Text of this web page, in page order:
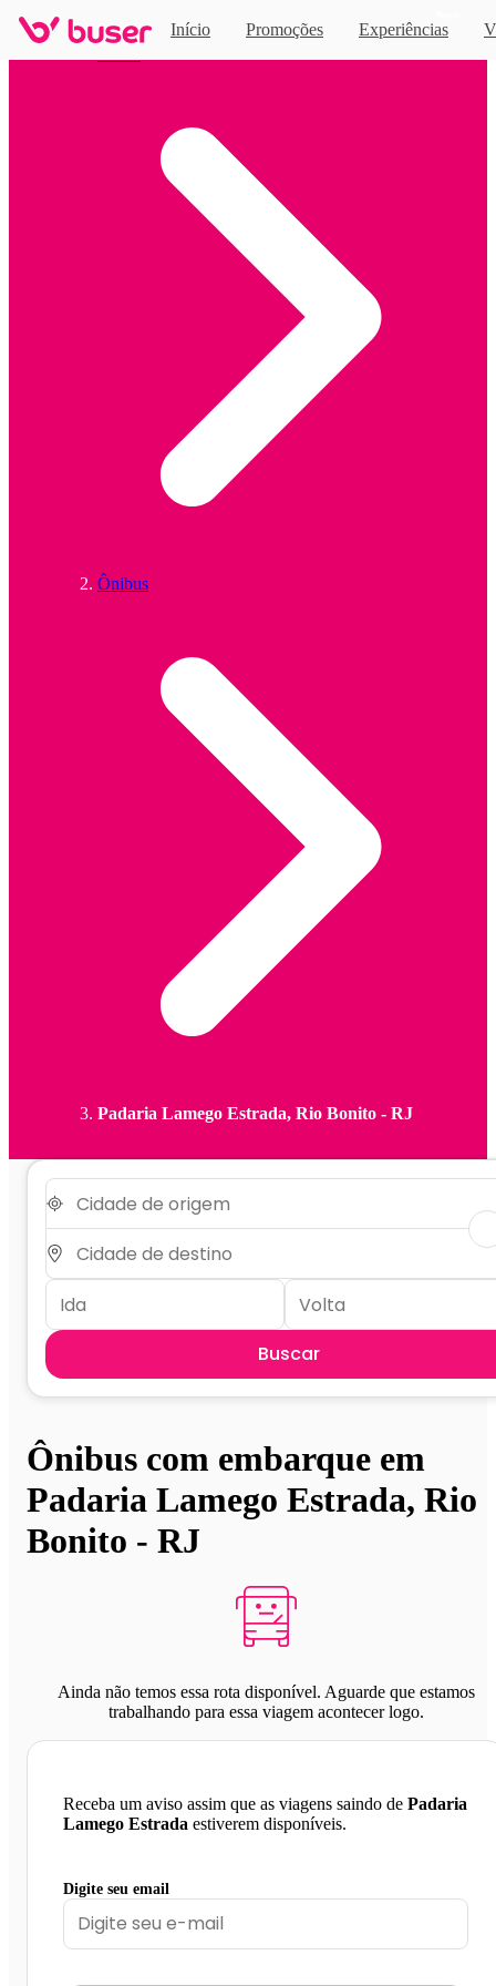
Início Promoções Experiências
Ônibus
Padaria Lamego Estrada, Rio Bonito - RJ
Buscar
Ônibus com embarque em
Padaria Lamego Estrada, Rio
Bonito - RJ
Ainda não temos essa rota disponível. Aguarde que estamos
trabalhando para essa viagem acontecer logo.
Receba um aviso assim que as viagens saindo de Padaria
Lamego Estrada estiverem disponíveis.
Digite seu email